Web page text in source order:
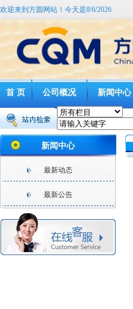
欢迎来到方圆网站！今天是8/6/2026
首 页 公司概况 新闻中心
新闻中心
最新动态
最新公告